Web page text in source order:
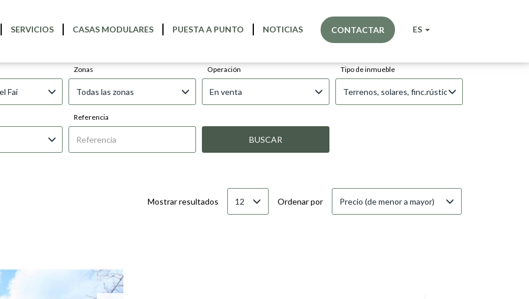
SERVICIOS CASAS MODULARES PUESTA A PUNTO NOTICIAS CONTACTAR ES
EN VENTA EN BIGUES I RIELLS DEL FAI
Fai
Zonas
Todas las zonas
Operación
En venta
Tipo de inmueble
Terrenos, solares, finc.rústicas,masías
Referencia
BUSCAR
Mostrar resultados 12 Ordenar por Precio (de menor a mayor)